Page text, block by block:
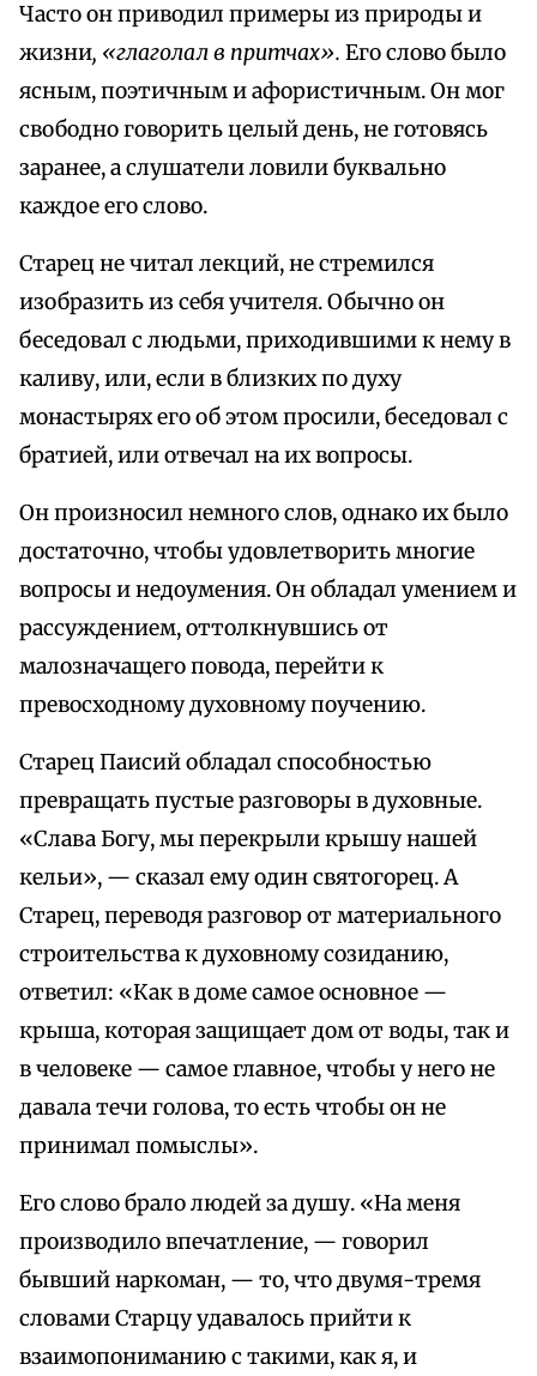
Часто он приводил примеры из природы и
жизни, «глаголал в притчах». Его слово было
ясным, поэтичным и афористичным. Он мог
свободно говорить целый день, не готовясь
заранее, а слушатели ловили буквально
каждое его слово.
Старец не читал лекций, не стремился
изобразить из себя учителя. Обычно он
беседовал с людьми, приходившими к нему в
каливу, или, если в близких по духу
монастырях его об этом просили, беседовал с
братией, или отвечал на их вопросы.
Он произносил немного слов, однако их было
достаточно, чтобы удовлетворить многие
вопросы и недоумения. Он обладал умением и
рассуждением, оттолкнувшись от
малозначащего повода, перейти к
превосходному духовному поучению.
Старец Паисий обладал способностью
превращать пустые разговоры в духовные.
«Слава Богу, мы перекрыли крышу нашей
кельи», — сказал ему один святогорец. А
Старец, переводя разговор от материального
строительства к духовному созиданию,
ответил: «Как в доме самое основное —
крыша, которая защищает дом от воды, так и
в человеке — самое главное, чтобы у него не
давала течи голова, то есть чтобы он не
принимал помыслы».
Его слово брало людей за душу. «На меня
производило впечатление, — говорил
бывший наркоман, — то, что двумя-тремя
словами Старцу удавалось прийти к
взаимопониманию с такими, как я, и